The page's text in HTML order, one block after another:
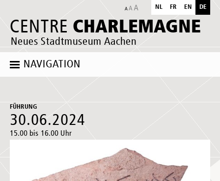
CENTRE CHARLEMAGNE
Neues Stadtmuseum Aachen
NL FR EN DE
NAVIGATION
FÜHRUNG
30.06.2024
15.00 bis 16.00 Uhr